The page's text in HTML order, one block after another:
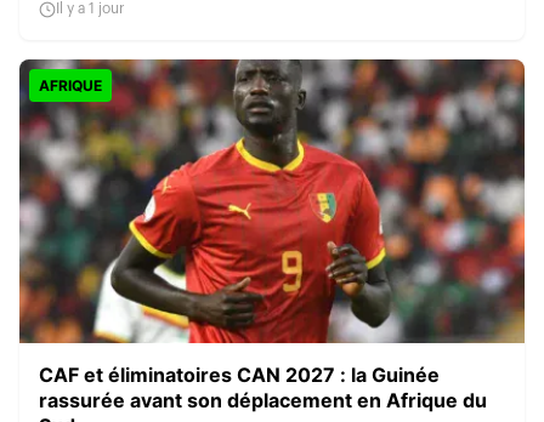
Il y a 1 jour
AFRIQUE
CAF et éliminatoires CAN 2027 : la Guinée
rassurée avant son déplacement en Afrique du